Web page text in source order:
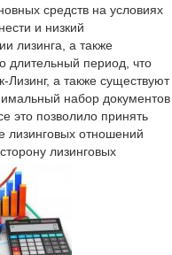
средств на условиях
и низкий
лизинга, а также
длительный период, что
а также существуют
набор документов
это позволило принять
лизинговых отношений
лизинговых